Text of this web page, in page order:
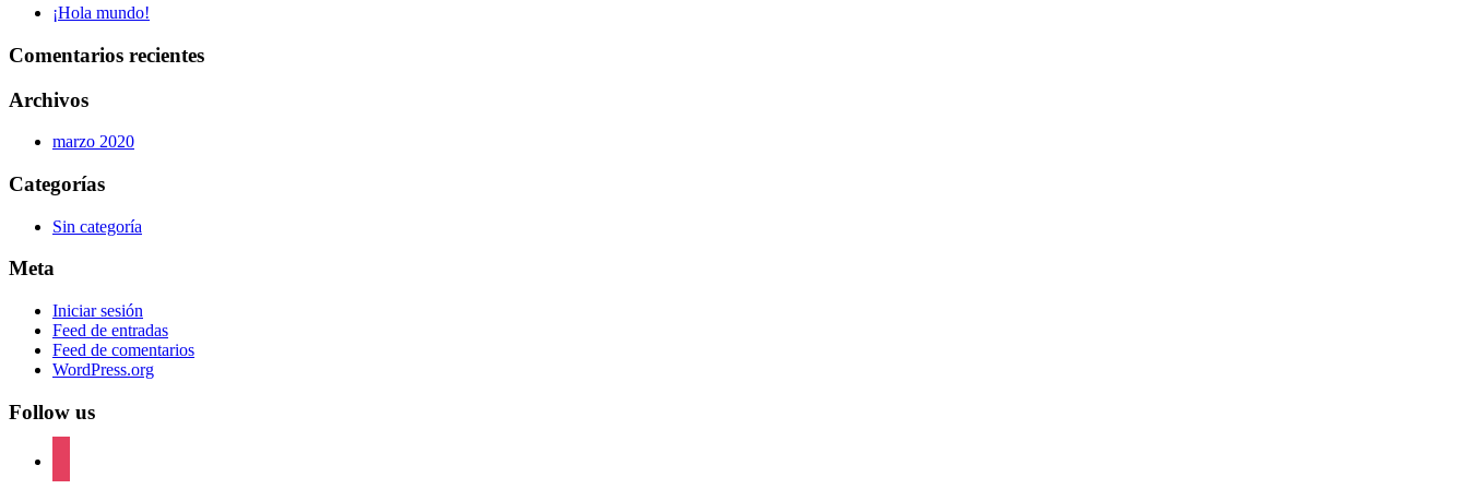
¡Hola mundo!
Comentarios recientes
Archivos
marzo 2020
Categorías
Sin categoría
Meta
Iniciar sesión
Feed de entradas
Feed de comentarios
WordPress.org
Follow us